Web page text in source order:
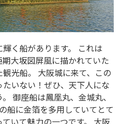
く船があります。 これは
期大坂図屏風に描かれていた
光船。 大阪城に来て、この
いない！ぜひ、天下人にな
御座船は鳳凰丸、金城丸、
船に金箔を多用していてとて